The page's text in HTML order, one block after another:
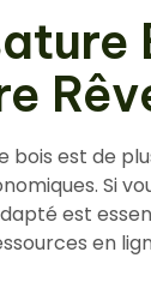
bois est de
Si
est
en